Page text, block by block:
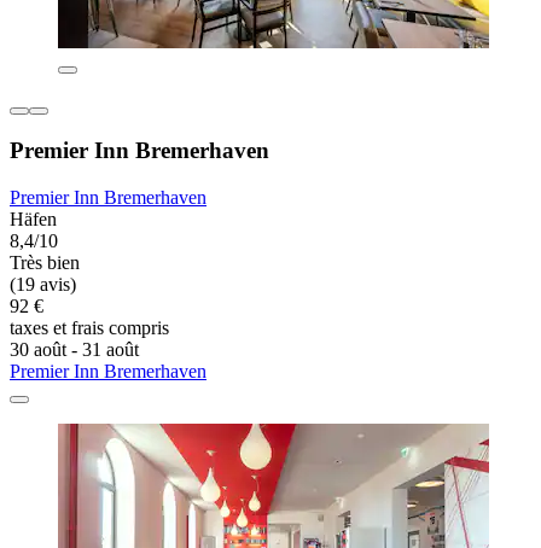
Premier Inn Bremerhaven
Premier Inn Bremerhaven
Häfen
8,4/10
Très bien
(19 avis)
92 €
taxes et frais compris
30 août - 31 août
Premier Inn Bremerhaven